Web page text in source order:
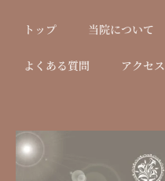
トップ 当院について
よくある質問 アクセス